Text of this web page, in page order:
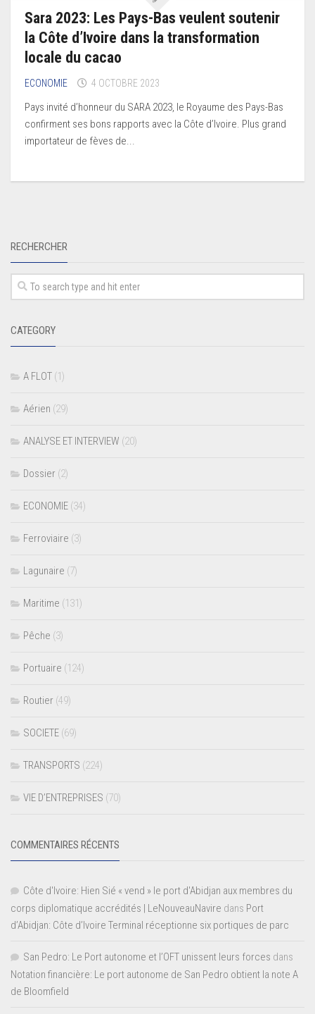
Sara 2023: Les Pays-Bas veulent soutenir
la Côte d’Ivoire dans la transformation
locale du cacao
ECONOMIE 4 OCTOBRE 2023
Pays invité d’honneur du SARA 2023, le Royaume des Pays-Bas
confirment ses bons rapports avec la Côte d’Ivoire. Plus grand
importateur de fèves de...
RECHERCHER
CATEGORY
A FLOT (1)
Aérien (29)
ANALYSE ET INTERVIEW (20)
Dossier (2)
ECONOMIE (34)
Ferroviaire (3)
Lagunaire (7)
Maritime (131)
Pêche (3)
Portuaire (124)
Routier (49)
SOCIETE (69)
TRANSPORTS (224)
VIE D’ENTREPRISES (70)
COMMENTAIRES RÉCENTS
Côte d'Ivoire: Hien Sié « vend » le port d'Abidjan aux membres du
corps diplomatique accrédités | LeNouveauNavire dans Port
d’Abidjan: Côte d’Ivoire Terminal réceptionne six portiques de parc
San Pedro: Le Port autonome et l’OFT unissent leurs forces dans
Notation financière: Le port autonome de San Pedro obtient la note A
de Bloomfield